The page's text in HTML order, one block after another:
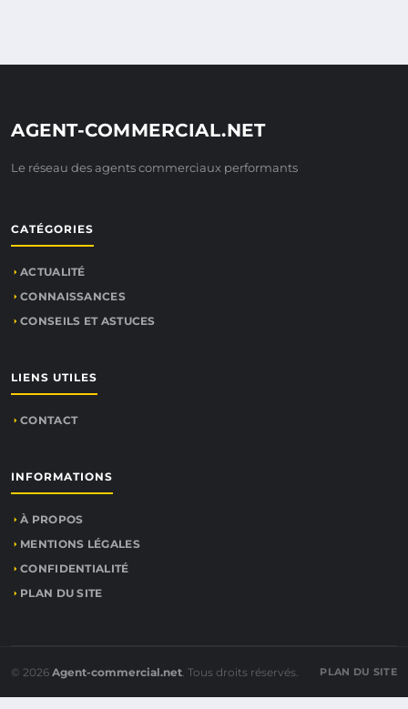
AGENT-COMMERCIAL.NET
Le réseau des agents commerciaux performants
CATÉGORIES
ACTUALITÉ
CONNAISSANCES
CONSEILS ET ASTUCES
LIENS UTILES
CONTACT
INFORMATIONS
À PROPOS
MENTIONS LÉGALES
CONFIDENTIALITÉ
PLAN DU SITE
© 2026 Agent-commercial.net. Tous droits réservés. PLAN DU SITE